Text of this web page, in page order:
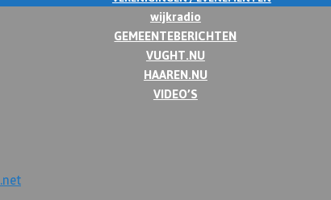
wijkradio
GEMEENTEBERICHTEN
VUGHT.NU
HAAREN.NU
VIDEO’S